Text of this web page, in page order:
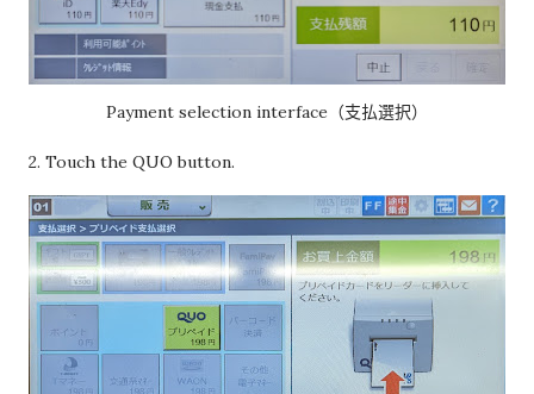
Payment selection interface（支払選択）
2. Touch the QUO button.